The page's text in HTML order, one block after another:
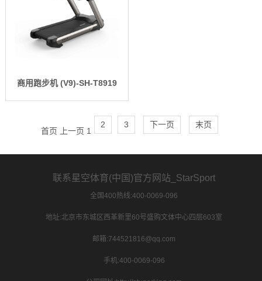
商用跑步机 (V9)-SH-T8919
首页 上一页 1
2 3 下一页 末页
联系星空体育(中国)官方网站_StarSport
全国400热线:400-0069-096
地址:北京市东城区西革新里60号盛购文体中心四层603室
邮箱:744521816@qq.com
手机:400-0069-096